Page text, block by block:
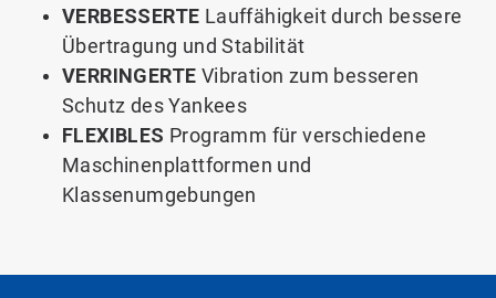
VERBESSERTE Lauffähigkeit durch bessere
Übertragung und Stabilität
VERRINGERTE Vibration zum besseren
Schutz des Yankees
FLEXIBLES Programm für verschiedene
Maschinenplattformen und
Klassenumgebungen